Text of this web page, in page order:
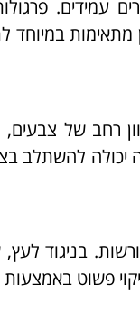
פרגולות
מתאימות
רחב של צבעים,
יכולה להשתלב
בניגוד
פשוט באמצעות